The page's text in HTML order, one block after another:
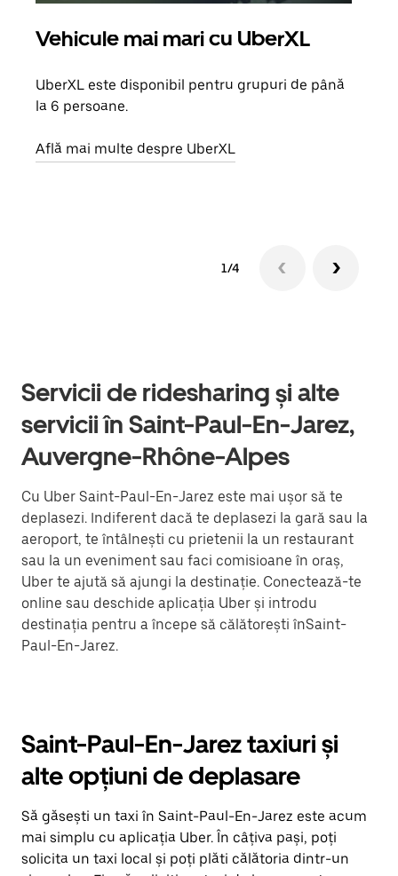
Vehicule mai mari cu UberXL
UberXL este disponibil pentru grupuri de până
la 6 persoane.
Află mai multe despre UberXL
1/4
Servicii de ridesharing și alte
servicii în Saint-Paul-En-Jarez,
Auvergne-Rhône-Alpes
Cu Uber Saint-Paul-En-Jarez este mai ușor să te
deplasezi. Indiferent dacă te deplasezi la gară sau la
aeroport, te întâlnești cu prietenii la un restaurant
sau la un eveniment sau faci comisioane în oraș,
Uber te ajută să ajungi la destinație. Conectează-te
online sau deschide aplicația Uber și introdu
destinația pentru a începe să călătorești înSaint-
Paul-En-Jarez.
Saint-Paul-En-Jarez taxiuri și
alte opțiuni de deplasare
Să găsești un taxi în Saint-Paul-En-Jarez este acum
mai simplu cu aplicația Uber. În câțiva pași, poți
solicita un taxi local și poți plăti călătoria dintr-un